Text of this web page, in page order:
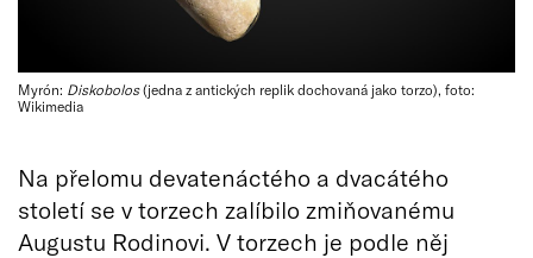
Myrón: Diskobolos(jedna z antických replik dochovaná jako torzo), foto:
Wikimedia
Na přelomu devatenáctého a dvacátého
století se v torzech zalíbilo zmiňovanému
Augustu Rodinovi. V torzech je podle něj